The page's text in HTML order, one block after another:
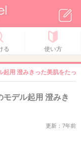
る 使い方
起用 澄みきった美肌をたっ
デル起用 澄みき
更新：7年前